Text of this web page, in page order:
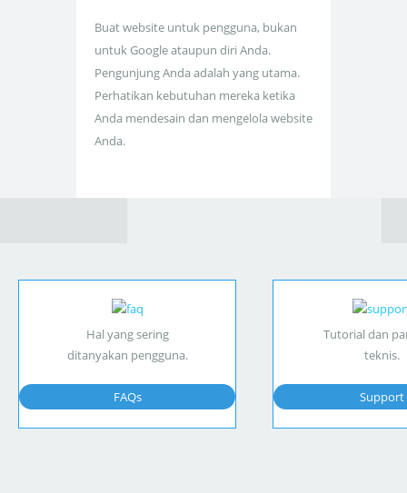
Buat website untuk pengguna, bukan
untuk Google ataupun diri Anda.
Pengunjung Anda adalah yang utama.
Perhatikan kebutuhan mereka ketika
Anda mendesain dan mengelola website
Anda.
Hal yang sering
ditanyakan pengguna.
FAQs
Tutorial dan
teknis.
Support